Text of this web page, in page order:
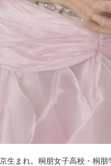
生まれ。桐朋女子高校・桐朋